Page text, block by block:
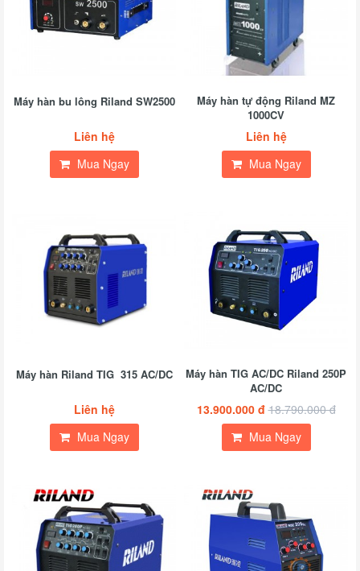
Máy hàn bu lông Riland SW2500
Liên hệ
Mua Ngay
Máy hàn tự động Riland MZ
1000CV
Liên hệ
Mua Ngay
Máy hàn Riland TIG 315 AC/DC
Liên hệ
Mua Ngay
Máy hàn TIG AC/DC Riland 250P
AC/DC
13.900.000 đ 18.790.000 đ
Mua Ngay